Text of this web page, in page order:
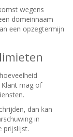
wegens
domeinnaam
een opzegtermijn
mag of
dan kan
in
prijslijst.